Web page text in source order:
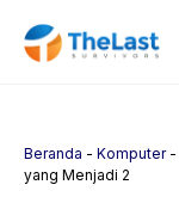
Beranda - Komputer-
yang Menjadi 2